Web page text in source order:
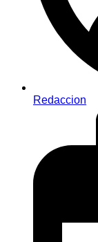
Redaccion